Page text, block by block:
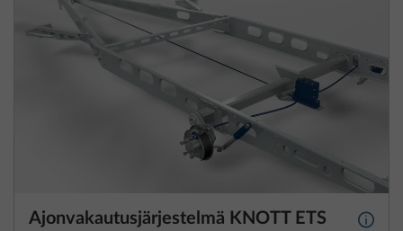
Ajonvakautusjärjestelmä KNOTT ETS